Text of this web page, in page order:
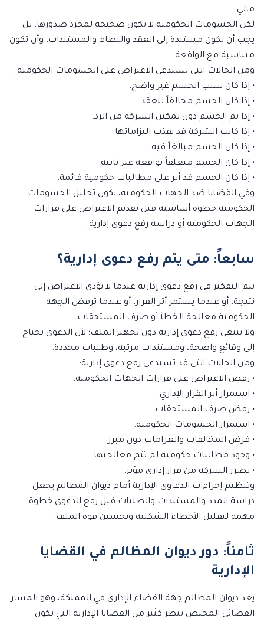
مالي.
لكن الحسومات الحكومية لا تكون صحيحة لمجرد صدورها، بل
يجب أن تكون مستندة إلى العقد والنظام والمستندات، وأن تكون
متناسبة مع الواقعة.
ومن الحالات التي تستدعي الاعتراض على الحسومات الحكومية:
• إذا كان سبب الحسم غير واضح.
• إذا كان الحسم مخالفاً للعقد.
• إذا تم الحسم دون تمكين الشركة من الرد.
• إذا كانت الشركة قد نفذت التزاماتها.
• إذا كان الحسم مبالغاً فيه.
• إذا كان الحسم متعلقاً بواقعة غير ثابتة.
• إذا كان الحسم قد أثر على مطالبات حكومية قائمة.
وفي القضايا ضد الجهات الحكومية، يكون تحليل الحسومات
الحكومية خطوة أساسية قبل تقديم الاعتراض على قرارات
الجهات الحكومية أو دراسة رفع دعوى إدارية.
سابعاً: متى يتم رفع دعوى إدارية؟
يتم التفكير في رفع دعوى إدارية عندما لا يؤدي الاعتراض إلى
نتيجة، أو عندما يستمر أثر القرار، أو عندما ترفض الجهة
الحكومية معالجة الخطأ أو صرف المستحقات.
ولا ينبغي رفع دعوى إدارية دون تجهيز الملف؛ لأن الدعوى تحتاج
إلى وقائع واضحة، ومستندات مرتبة، وطلبات محددة.
ومن الحالات التي قد تستدعي رفع دعوى إدارية:
• رفض الاعتراض على قرارات الجهات الحكومية.
• استمرار أثر القرار الإداري.
• رفض صرف المستحقات.
• استمرار الحسومات الحكومية.
• فرض المخالفات والغرامات دون مبرر.
• وجود مطالبات حكومية لم تتم معالجتها.
• تضرر الشركة من قرار إداري مؤثر.
وتنظيم إجراءات الدعاوى الإدارية أمام ديوان المظالم يجعل
دراسة المدد والمستندات والطلبات قبل رفع الدعوى خطوة
مهمة لتقليل الأخطاء الشكلية وتحسين قوة الملف.
ثامناً: دور ديوان المظالم في القضايا
الإدارية
يعد ديوان المظالم جهة القضاء الإداري في المملكة، وهو المسار
القضائي المختص بنظر كثير من القضايا الإدارية التي تكون